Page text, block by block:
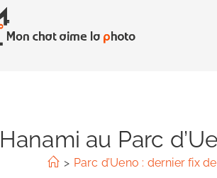
Hanami au Parc
> Parc d’Ueno : dernier fix